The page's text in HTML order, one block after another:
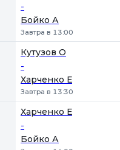
-
Бойко А
Завтра в 13:00
Кутузов О
-
Харченко Е
Завтра в 13:30
Харченко Е
-
Бойко А